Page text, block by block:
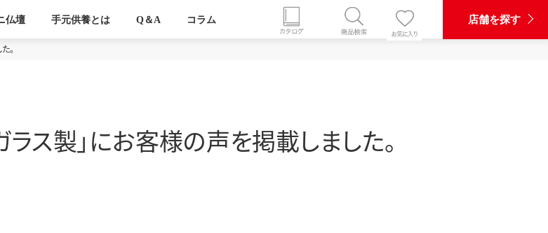
仏壇 手元供養とは Q＆A コラム 店舗を探す
。
ス製」にお客様の声を掲載しました。